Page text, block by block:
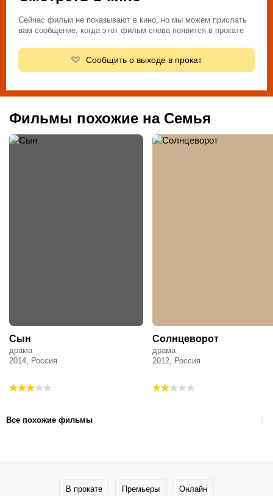
Сейчас фильм не показывают в кино, но мы можем прислать
вам сообщение, когда этот фильм снова появится в прокате
Сообщить о выходе в прокат
Фильмы похожие на Семья
Сын
драма
2014, Россия
Солнцеворот
драма
2012, Россия
Все похожие фильмы
В прокате Премьеры Онлайн